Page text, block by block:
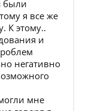
были
я все же
К этому..
и
негативно
мне